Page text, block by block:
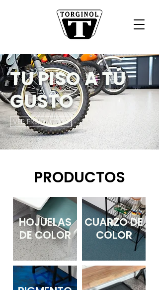
TU PISO A TÚ
GUSTO
VER PRODUCTOS
PRODUCTOS
HOJUELAS
DE COLOR
CUARZO DE
COLOR